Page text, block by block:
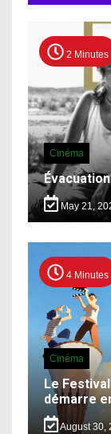
2 Minutes
Cinéma
May 21,
4 Minutes
Cinéma
Le
démarre
August 30,